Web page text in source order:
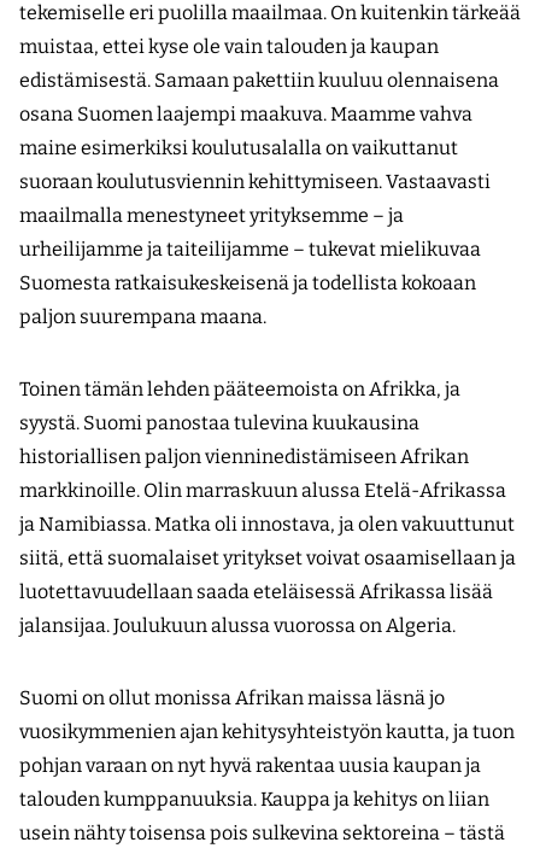
tekemiselle eri puolilla maailmaa. On kuitenkin tärkeää
muistaa, ettei kyse ole vain talouden ja kaupan
edistämisestä. Samaan pakettiin kuuluu olennaisena
osana Suomen laajempi maakuva. Maamme vahva
maine esimerkiksi koulutusalalla on vaikuttanut
suoraan koulutusviennin kehittymiseen. Vastaavasti
maailmalla menestyneet yrityksemme – ja
urheilijamme ja taiteilijamme – tukevat mielikuvaa
Suomesta ratkaisukeskeisenä ja todellista kokoaan
paljon suurempana maana.
Toinen tämän lehden pääteemoista on Afrikka, ja
syystä. Suomi panostaa tulevina kuukausina
historiallisen paljon vienninedistämiseen Afrikan
markkinoille. Olin marraskuun alussa Etelä-Afrikassa
ja Namibiassa. Matka oli innostava, ja olen vakuuttunut
siitä, että suomalaiset yritykset voivat osaamisellaan ja
luotettavuudellaan saada eteläisessä Afrikassa lisää
jalansijaa. Joulukuun alussa vuorossa on Algeria.
Suomi on ollut monissa Afrikan maissa läsnä jo
vuosikymmenien ajan kehitysyhteistyön kautta, ja tuon
pohjan varaan on nyt hyvä rakentaa uusia kaupan ja
talouden kumppanuuksia. Kauppa ja kehitys on liian
usein nähty toisensa pois sulkevina sektoreina – tästä